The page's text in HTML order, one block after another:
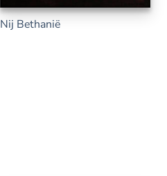
Nij Bethanië